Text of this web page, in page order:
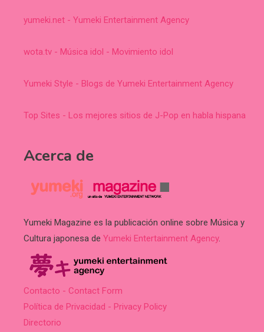
yumeki.net - Yumeki Entertainment Agency
wota.tv - Música idol - Movimiento idol
Yumeki Style - Blogs de Yumeki Entertainment Agency
Top Sites - Los mejores sitios de J-Pop en habla hispana
Acerca de
Yumeki Magazine es la publicación online sobre Música y
Cultura japonesa de Yumeki Entertainment Agency.
Contacto - Contact Form
Política de Privacidad - Privacy Policy
Directorio